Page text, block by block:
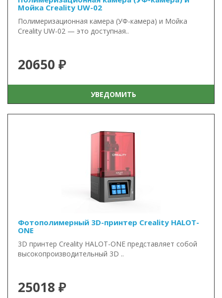
Мойка Creality UW-02
Полимеризационная камера (УФ-камера) и Мойка
Creality UW-02 — это доступная..
20650 ₽
УВЕДОМИТЬ
Фотополимерный 3D-принтер Creality HALOT-
ONE
3D принтер Creality HALOT-ONE представляет собой
высокопроизводительный 3D ..
25018 ₽